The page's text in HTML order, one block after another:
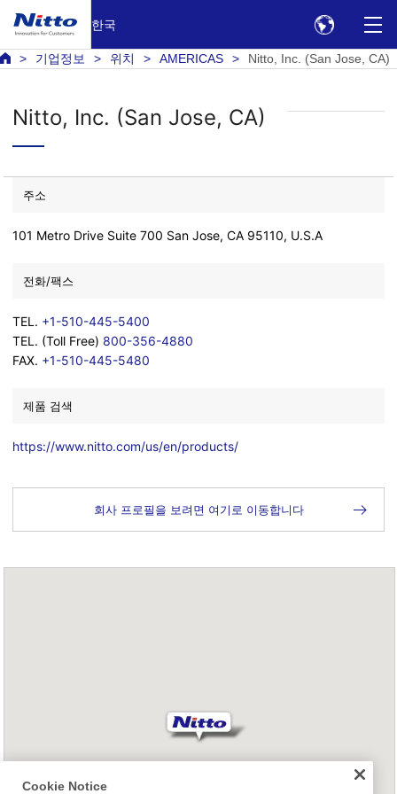
한국
기업정보 위치 AMERICAS Nitto, Inc. (San Jose, CA)
Nitto, Inc. (San Jose, CA)
주소
101 Metro Drive Suite 700 San Jose, CA 95110, U.S.A
전화/팩스
TEL. +1-510-445-5400
TEL. (Toll Free) 800-356-4880
FAX. +1-510-445-5480
제품 검색
https://www.nitto.com/us/en/products/
회사 프로필을 보려면 여기로 이동합니다
Cookie Notice